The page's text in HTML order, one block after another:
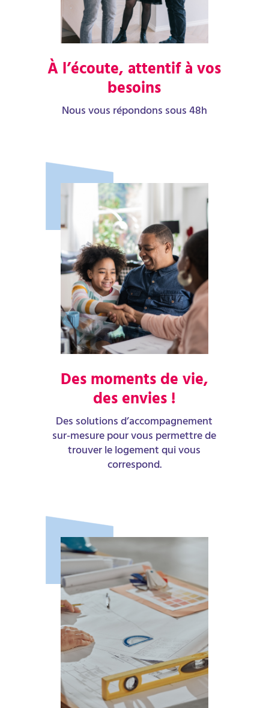
À l’écoute, attentif à vos
besoins
Nous vous répondons sous 48h
Des moments de vie,
des envies !
Des solutions d’accompagnement
sur-mesure pour vous permettre de
trouver le logement qui vous
correspond.